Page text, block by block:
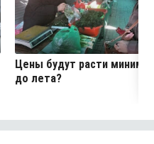
Цены будут расти
до лета?